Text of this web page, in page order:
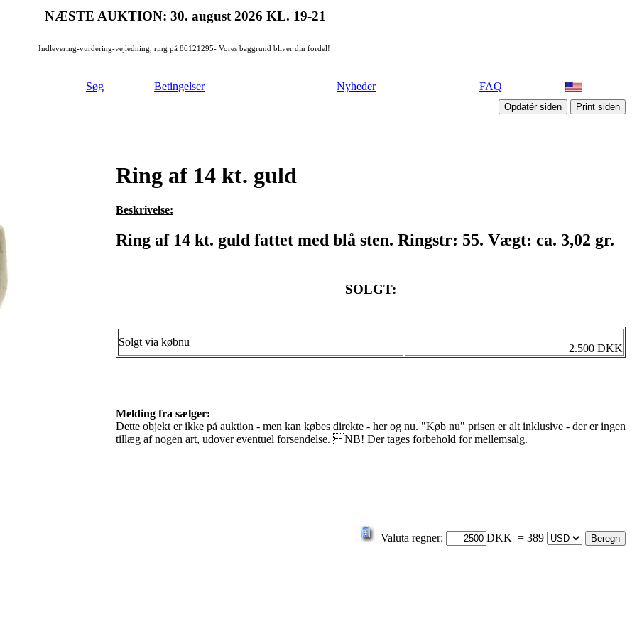
NÆSTE AUKTION: 30. august 2026 KL. 19-21
Indlevering-vurdering-vejledning, ring på 86121295- Vores baggrund bliver din fordel!
Søg Betingelser Nyheder
FAQ
Ring af 14 kt. guld
Beskrivelse:
Ring af 14 kt. guld fattet med blå sten. Ringstr: 55. Vægt: ca. 3,02 gr.
SOLGT:
Solgt via købnu
2.500 DKK
Melding fra sælger:
Dette objekt er ikke på auktion - men kan købes direkte - her og nu. "Køb nu" prisen er alt inklusive - der er ingen
tillæg af nogen art, udover eventuel forsendelse. NB! Der tages forbehold for mellemsalg.
Valuta regner: DKK = 389